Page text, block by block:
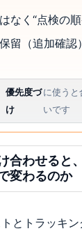
なく“点検の順
留（追加確認
優先度づ
け
に使うと
いです
合わせると
変わるのか
とトラッキン